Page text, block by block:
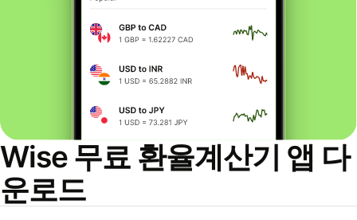
Wise 무료 환율계산기 앱 다
운로드